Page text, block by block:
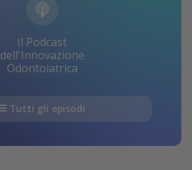
Il Podcast
dell'Innovazione
Odontoiatrica
Tutti gli episodi